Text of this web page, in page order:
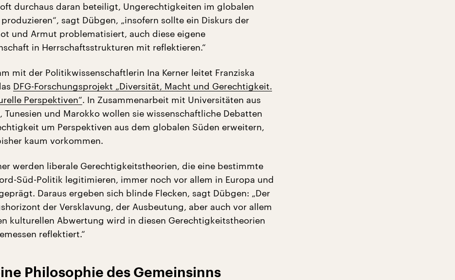
oft durchaus daran beteiligt, Ungerechtigkeiten im globalen
sagt Dübgen, „insofern sollte ein Diskurs der
und Armut problematisiert, auch diese eigene
in Herrschaftsstrukturen mit reflektieren.“
mit der Politikwissenschaftlerin Ina Kerner leitet Franziska
DFG-Forschungsprojekt „Diversität, Macht und Gerechtigkeit.
Perspektiven“. In Zusammenarbeit mit Universitäten aus
Tunesien und Marokko wollen sie wissenschaftliche Debatten
um Perspektiven aus dem globalen Süden erweitern,
kaum vorkommen.
werden liberale Gerechtigkeitstheorien, die eine bestimmte
Süd-Politik legitimieren, immer noch vor allem in Europa und
Daraus ergeben sich blinde Flecken, sagt Dübgen: „Der
der Versklavung, der Ausbeutung, aber auch vor allem
kulturellen Abwertung wird in diesen Gerechtigkeitstheorien
reflektiert.“
Philosophie des Gemeinsinns